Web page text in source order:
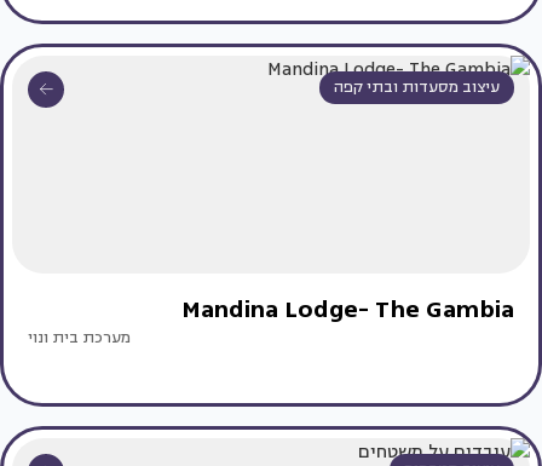
עיצוב מסעדות ובתי קפה
Mandina Lodge- The Gambia
מערכת בית ונוי